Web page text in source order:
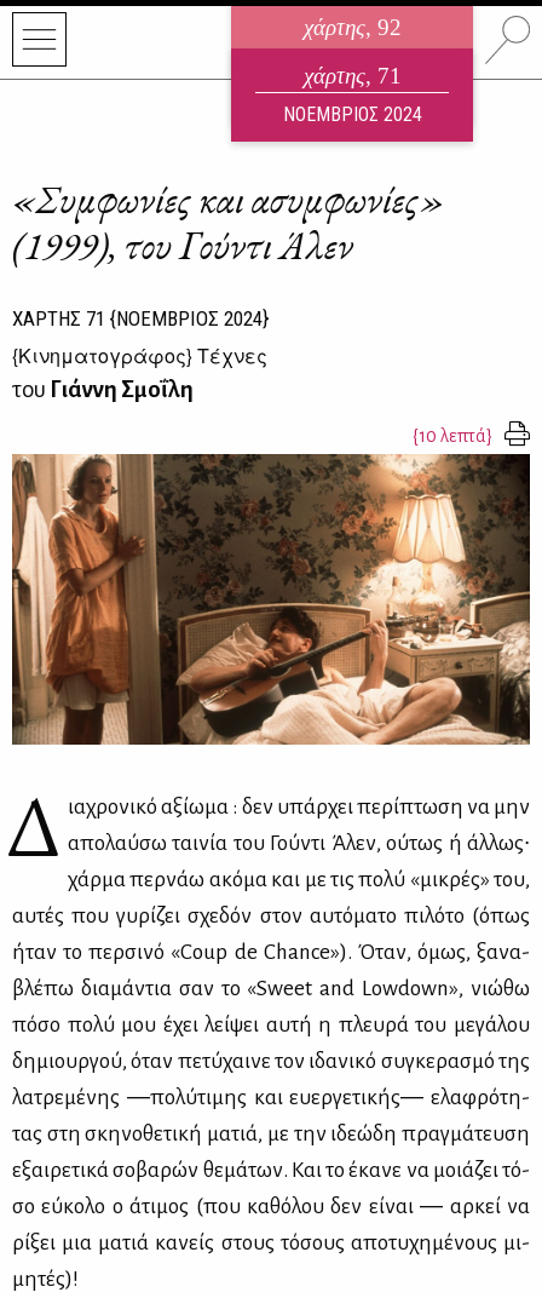
χάρτης, 92
ηλεκτρονικό περιοδικό
ΑΥΓΟΥΣΤΟΣ 2026
χάρτης, 71
ΝΟΕΜΒΡΙΟΣ 2024
«Συμφωνίες και ασυμφωνίες»
(1999), του Γούντι Άλεν
ΧΑΡΤΗΣ 71 {ΝΟΕΜΒΡΙΟΣ 2024}
{Κινηματογράφος} Τέχνες
του Γιάννη Σμοΐλη
{10 λεπτά}
Δ ια­χρο­νι­κό αξί­ω­μα : δεν υπάρ­χει πε­ρί­πτω­ση να μην
απο­λαύ­σω ται­νία του Γού­ντι Άλεν, ού­τως ή άλ­λως∙
χάρ­μα περ­νάω ακό­μα και με τις πο­λύ «μι­κρές» του,
αυ­τές που γυ­ρί­ζει σχε­δόν στον αυ­τό­μα­το πι­λό­το (όπως
ήταν το περ­σι­νό «Coup de Chance»). Όταν, όμως, ξα­να­
βλέ­πω δια­μά­ντια σαν το «Sweet and Lowdown», νιώ­θω
πό­σο πο­λύ μου έχει λεί­ψει αυ­τή η πλευ­ρά του με­γά­λου
δη­μιουρ­γού, όταν πε­τύ­χαι­νε τον ιδα­νι­κό συ­γκε­ρα­σμό της
λα­τρε­μέ­νης ―πο­λύ­τι­μης και ευ­ερ­γε­τι­κής― ελα­φρό­τη­
τας στη σκη­νο­θε­τι­κή μα­τιά, με την ιδε­ώ­δη πραγ­μά­τευ­ση
εξαι­ρε­τι­κά σο­βα­ρών θε­μά­των. Και το έκα­νε να μοιά­ζει τό­
σο εύ­κο­λο ο άτι­μος (που κα­θό­λου δεν εί­ναι ― αρ­κεί να
ρί­ξει μια μα­τιά κα­νείς στους τό­σους απο­τυ­χη­μέ­νους μι­
μη­τές)!